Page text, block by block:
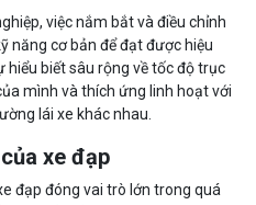
việc nắm bắt và điều chỉnh
năng cơ bản để đạt được hiệu
biết sâu rộng về tốc độ trục
mình và thích ứng linh hoạt với
lái xe khác nhau.
xe đạp
đạp đóng vai trò lớn trong quá